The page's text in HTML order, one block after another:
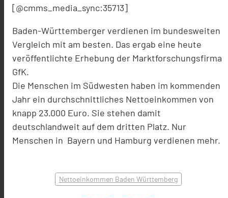
[@cmms_media_sync:35713]
Baden-Württemberger verdienen im bundesweiten
Vergleich mit am besten. Das ergab eine heute
veröffentlichte Erhebung der Marktforschungsfirma
GfK.
Die Menschen im Südwesten haben im kommenden
Jahr ein durchschnittliches Nettoeinkommen von
knapp 23.000 Euro. Sie stehen damit
deutschlandweit auf dem dritten Platz. Nur
Menschen in Bayern und Hamburg verdienen mehr.
Nettoeinkommen Baden Württemberg